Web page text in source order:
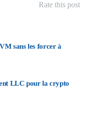
Rate this post
sans les forcer à
LLC pour la crypto